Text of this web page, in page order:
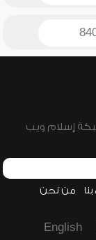
من نحن
English